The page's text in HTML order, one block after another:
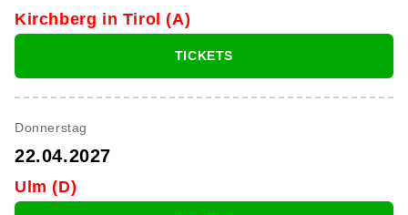
Kirchberg in Tirol (A)
TICKETS
Donnerstag
22.04.2027
Ulm (D)